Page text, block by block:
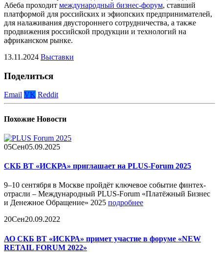
Абеба проходит международный бизнес-форум, ставший
платформой для российских и эфиопских предпринимателей,
для налаживания двустороннего сотрудничества, а также
продвижения российской продукции и технологий на
африканском рынке.
13.11.2024 Выставки
Поделиться
Email VK Reddit
Похожие Новости
05Сен05.09.2025
СКБ ВТ «ИСКРА» приглашает на PLUS-Forum 2025
9–10 сентября в Москве пройдёт ключевое событие финтех-
отрасли – Международный PLUS-Forum «Платёжный Бизнес
и Денежное Обращение» 2025 подробнее
20Сен20.09.2022
АО СКБ ВТ «ИСКРА» примет участие в форуме «NEW
RETAIL FORUM 2022»